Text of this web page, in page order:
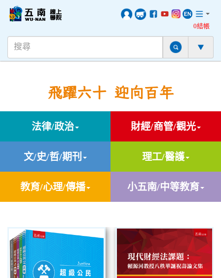
0結帳
飛躍六十 迎向百年
法律/政治 財經/商管/觀光
文/史/哲/期刊 理工/醫護
教育/心理/傳播 小五南/中等教育